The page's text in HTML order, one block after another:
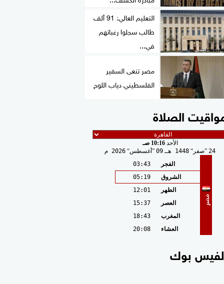
التعليم العالي: 91 ألف
طالب سجلوا رغباتهم
في...
مصر تنعى السفير
الفلسطيني دياب اللوح
الصلاة
الأحد10:16 صـ
24 صفر 1448 هـ 09 أغسطس 2026 م
مصر
الفجر
03:43
الشروق
05:19
الظهر
12:01
العصر
15:37
المغرب
18:43
العشاء
20:08
بوك